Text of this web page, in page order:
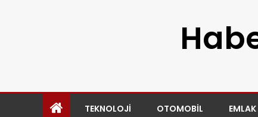
TEKNOLOJI OTOMOBIL EMLAK